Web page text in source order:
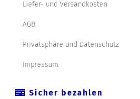
Liefer- und Versandkosten
AGB
Privatsphäre und Datenschutz
Impressum
Sicher bezahlen